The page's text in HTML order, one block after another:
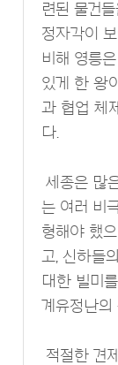
련된 물건
정자각이
비해 영릉
있게 한 왕
과 협업 체
다.
세종은 많
는 여러 비
형해야 했
고, 신하들
대한 빌미
계유정난의
적절한 견